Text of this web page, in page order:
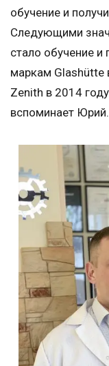
обучение и
Следующими
стало обучение
маркам Glashütte
Zenith в 2014
вспоминает Юрий.